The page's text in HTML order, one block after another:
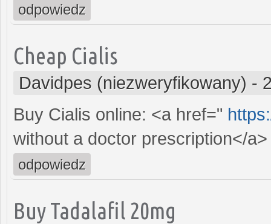
odpowiedz
Cheap Cialis
Davidpes (niezweryfikowany) -
Buy Cialis online: <a href="
without a doctor prescription</
odpowiedz
Buy Tadalafil 20mg